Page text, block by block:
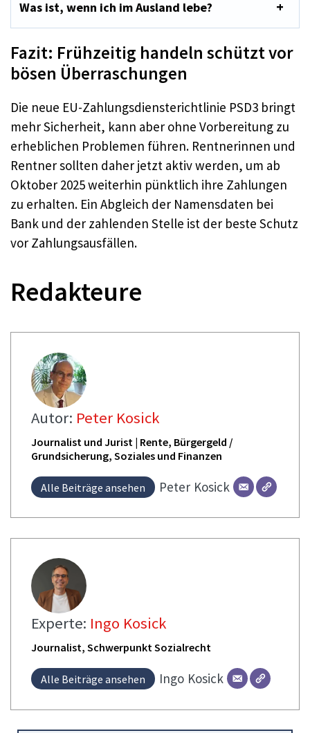
Was ist, wenn ich im Ausland lebe?
Fazit: Frühzeitig handeln schützt vor
bösen Überraschungen
Die neue EU-Zahlungsdiensterichtlinie PSD3 bringt
mehr Sicherheit, kann aber ohne Vorbereitung zu
erheblichen Problemen führen. Rentnerinnen und
Rentner sollten daher jetzt aktiv werden, um ab
Oktober 2025 weiterhin pünktlich ihre Zahlungen
zu erhalten. Ein Abgleich der Namensdaten bei
Bank und der zahlenden Stelle ist der beste Schutz
vor Zahlungsausfällen.
Redakteure
Autor: Peter Kosick
Journalist und Jurist | Rente, Bürgergeld /
Grundsicherung, Soziales und Finanzen
Alle Beiträge ansehen Peter Kosick
Experte: Ingo Kosick
Journalist, Schwerpunkt Sozialrecht
Alle Beiträge ansehen Ingo Kosick